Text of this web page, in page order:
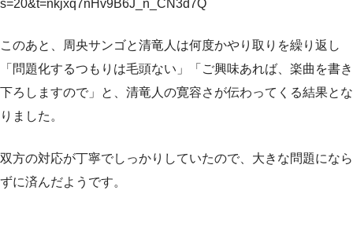
s=20&t=nkjxq7nHv9B6J_n_CN3d7Q
このあと、周央サンゴと清竜人は何度かやり取りを繰り返し
「問題化するつもりは毛頭ない」「ご興味あれば、楽曲を書き
下ろしますので」と、清竜人の寛容さが伝わってくる結果とな
りました。
双方の対応が丁寧でしっかりしていたので、大きな問題になら
ずに済んだようです。